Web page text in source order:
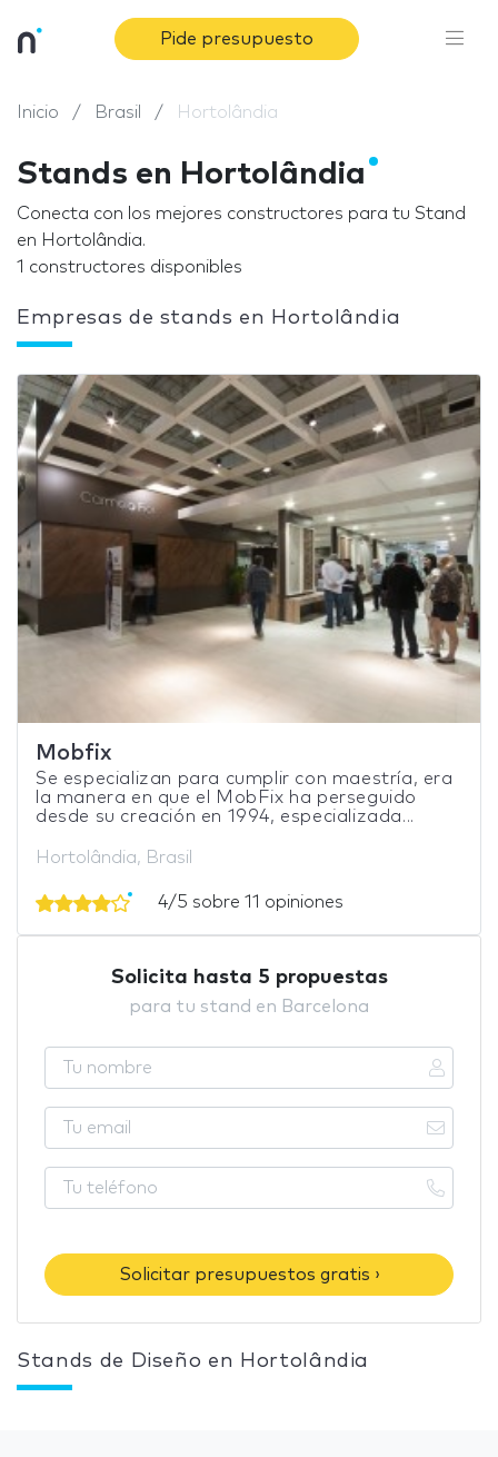
Pide presupuesto
Inicio Brasil Hortolândia
Stands en Hortolândia
Conecta con los mejores constructores para tu Stand
en Hortolândia.
1 constructores disponibles
Empresas de stands en Hortolândia
Mobfix
Se especializan para cumplir con maestría, era
la manera en que el MobFix ha perseguido
desde su creación en 1994, especializada...
Hortolândia, Brasil
4/5 sobre 11 opiniones
Solicita hasta 5 propuestas
para tu stand en Barcelona
Solicitar presupuestos gratis ›
Stands de Diseño en Hortolândia